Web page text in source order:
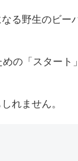
る野生のビー
の「スタート
れません。